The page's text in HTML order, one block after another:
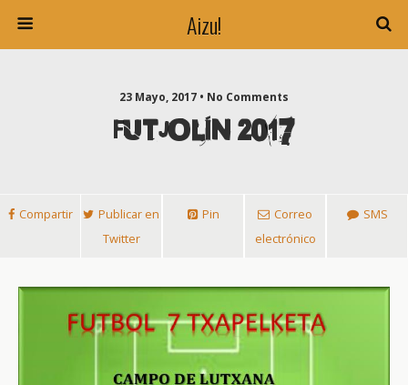
Aizu!
23 Mayo, 2017 • No Comments
FUTJOLÍN 2017
Compartir
Publicar en
Twitter
Pin
Correo
electrónico
SMS